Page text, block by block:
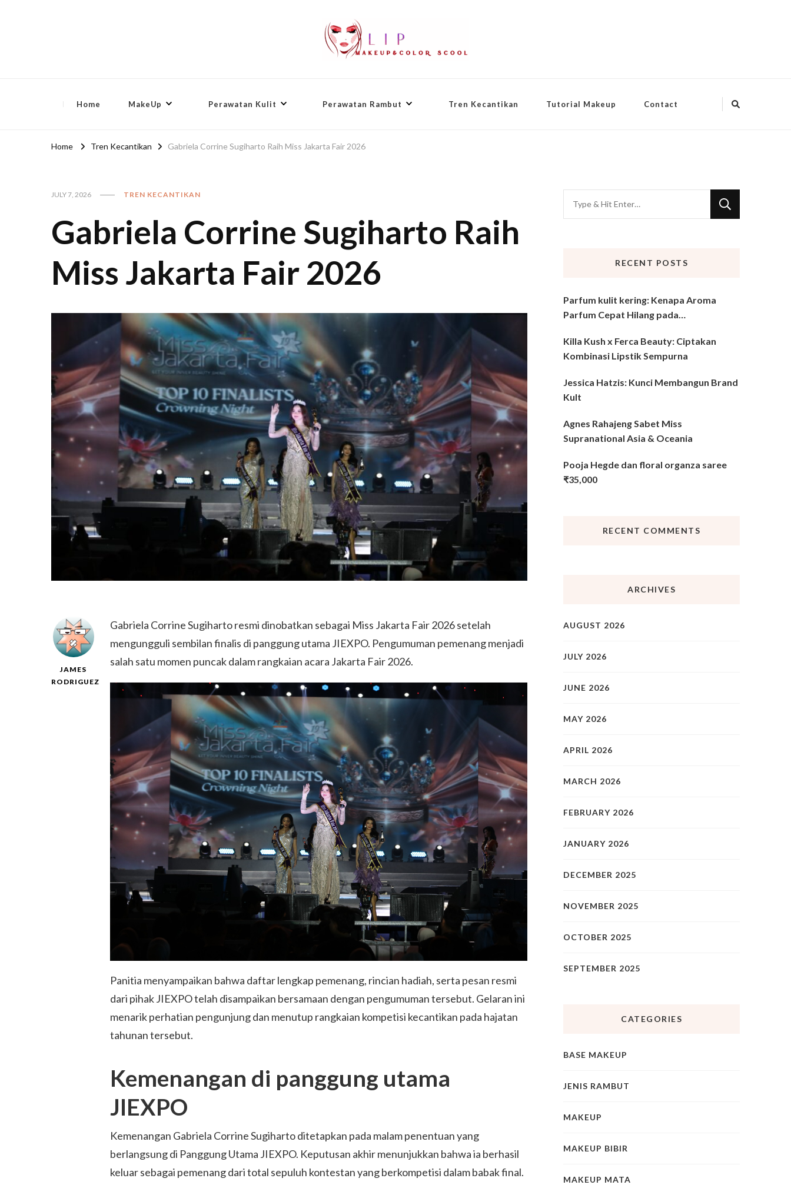
Home MakeUp Perawatan Kulit Perawatan Rambut Tren Kecantikan Tutorial Makeup Contact
Home Tren Kecantikan Gabriela Corrine Sugiharto Raih Miss Jakarta Fair 2026
JULY 7, 2026 TREN KECANTIKAN
Gabriela Corrine Sugiharto Raih
Miss Jakarta Fair 2026
JAMES
RODRIGUEZ
Gabriela Corrine Sugiharto resmi dinobatkan sebagai Miss Jakarta Fair 2026 setelah
mengungguli sembilan finalis di panggung utama JIEXPO. Pengumuman pemenang menjadi
salah satu momen puncak dalam rangkaian acara Jakarta Fair 2026.
Panitia menyampaikan bahwa daftar lengkap pemenang, rincian hadiah, serta pesan resmi
dari pihak JIEXPO telah disampaikan bersamaan dengan pengumuman tersebut. Gelaran ini
menarik perhatian pengunjung dan menutup rangkaian kompetisi kecantikan pada hajatan
tahunan tersebut.
Kemenangan di panggung utama
JIEXPO
Kemenangan Gabriela Corrine Sugiharto ditetapkan pada malam penentuan yang
berlangsung di Panggung Utama JIEXPO. Keputusan akhir menunjukkan bahwa ia berhasil
keluar sebagai pemenang dari total sepuluh kontestan yang berkompetisi dalam babak final.
for
RECENT POSTS
Parfum kulit kering: Kenapa Aroma
Parfum Cepat Hilang pada…
Killa Kush x Ferca Beauty: Ciptakan
Kombinasi Lipstik Sempurna
Jessica Hatzis: Kunci Membangun Brand
Kult
Agnes Rahajeng Sabet Miss
Supranational Asia & Oceania
Pooja Hegde dan floral organza saree
₹35,000
RECENT COMMENTS
ARCHIVES
AUGUST 2026
JULY 2026
JUNE 2026
MAY 2026
APRIL 2026
MARCH 2026
FEBRUARY 2026
JANUARY 2026
DECEMBER 2025
NOVEMBER 2025
OCTOBER 2025
SEPTEMBER 2025
CATEGORIES
BASE MAKEUP
JENIS RAMBUT
MAKEUP
MAKEUP BIBIR
MAKEUP MATA